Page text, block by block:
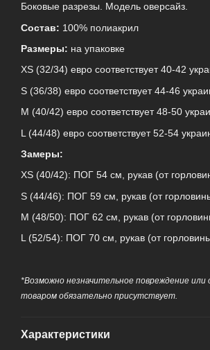
Боковые разрезы. Модель оверсайз.
Состав: 100% полиакрил
Размеры: на упаковке
ХS (32/34) евро соответствует 40-42
S (36/38) евро соответствует 44-46
М (40/42) евро соответствует 48-50
L (44/48) евро соответствует 52-54
Замеры:
ХS (40/42): ПОГ 54 см, рукав (от
S (44/46): ПОГ 59 см, рукав (от
М (48/50): ПОГ 62 см, рукав (от
L (52/54): ПОГ 70 см, рукав (от
*Возможно незначительное повреждение
товаром обязательно присутствует.
Характеристики